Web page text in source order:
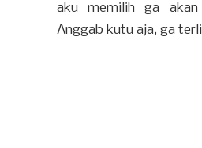
aku memilih ga akan
Anggab kutu aja, ga